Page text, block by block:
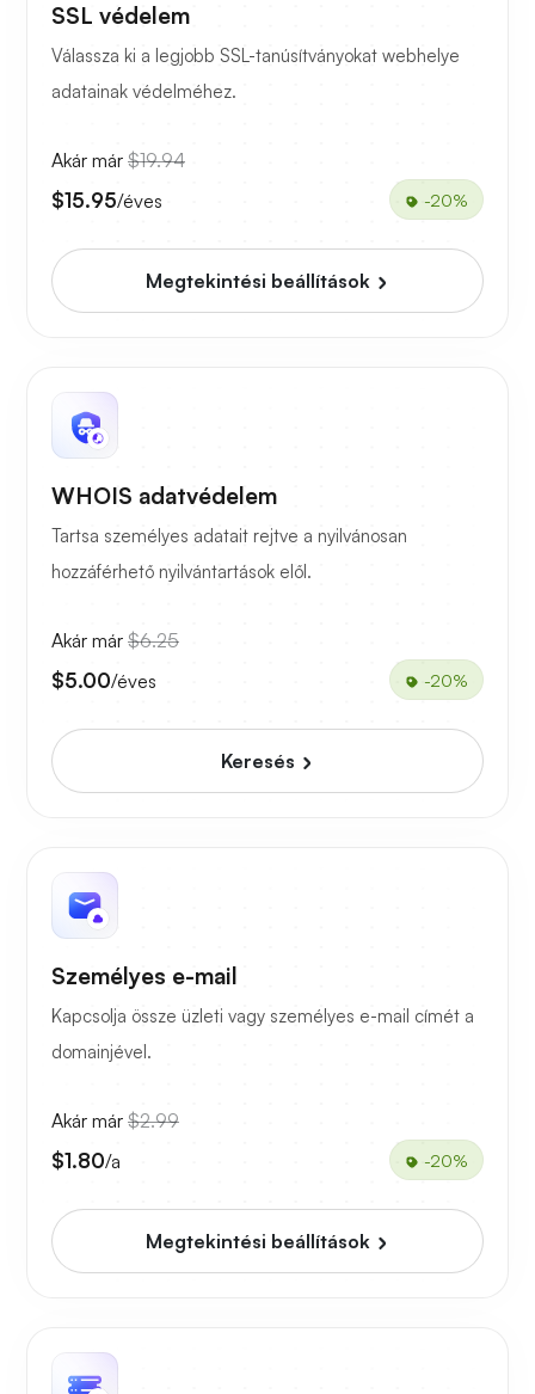
SSL védelem
Válassza ki a legjobb SSL-tanúsítványokat webhelye
adatainak védelméhez.
Akár már $19.94
$15.95/éves -20%
Megtekintési beállítások
WHOIS adatvédelem
Tartsa személyes adatait rejtve a nyilvánosan
hozzáférhető nyilvántartások elől.
Akár már $6.25
$5.00/éves -20%
Keresés
Személyes e-mail
Kapcsolja össze üzleti vagy személyes e-mail címét a
domainjével.
Akár már $2.99
$1.80/a -20%
Megtekintési beállítások